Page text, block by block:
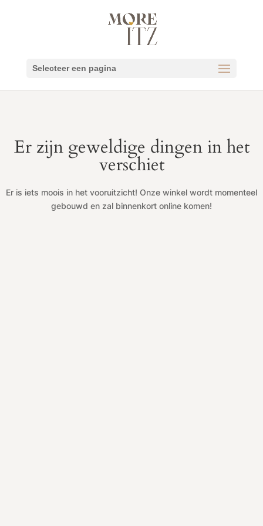
Selecteer een pagina
Er zijn geweldige dingen in het
verschiet
Er is iets moois in het vooruitzicht! Onze winkel wordt momenteel
gebouwd en zal binnenkort online komen!